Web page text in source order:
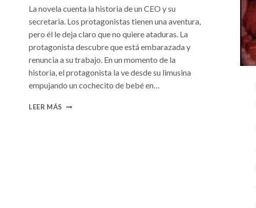
La novela cuenta la historia de un CEO y su
secretaria. Los protagonistas tienen una aventura,
pero él le deja claro que no quiere ataduras. La
protagonista descubre que está embarazada y
renuncia a su trabajo. En un momento de la
historia, el protagonista la ve desde su limusina
empujando un cochecito de bebé en…
LEER MÁS CONSULTA